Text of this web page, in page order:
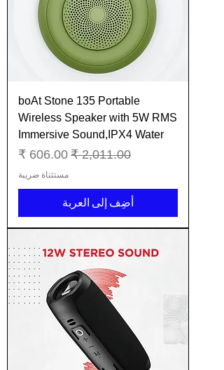
boAt Stone 135 Portable
Wireless Speaker with 5W RMS
Immersive Sound,IPX4 Water
سعر عادي سعر البيع
مستثناة ضريبة
أضِف إلى العربة